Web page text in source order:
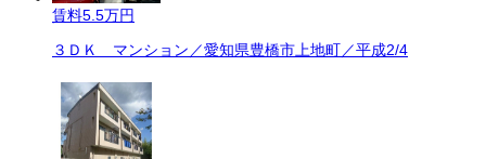
賃料5.5万円
３ＤＫ マンション／愛知県豊橋市上地町／平成2/4